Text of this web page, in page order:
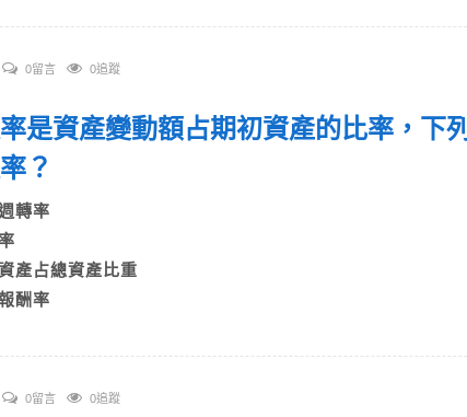
0留言 0追蹤
是資產變動額占期初資產的比率，下
率？
轉率
率
產占總資產比重
酬率
0留言 0追蹤